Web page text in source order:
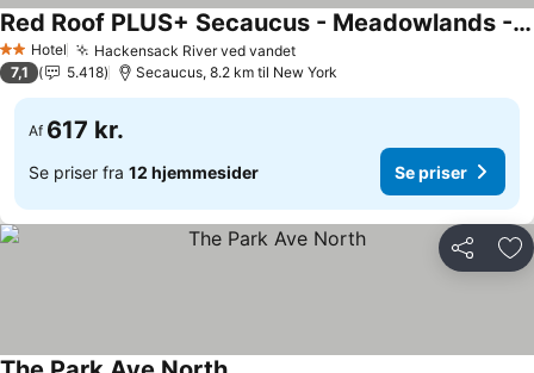
2 Stjerner
Hotel Hackensack River ved vandet
Red Roof PLUS+ Secaucus - Meadowlands - NYC
7,1 5.418 Secaucus, 8.2 km til New York
Af 617 kr.
Se priser fra 12 hjemmesider Se priser
Del